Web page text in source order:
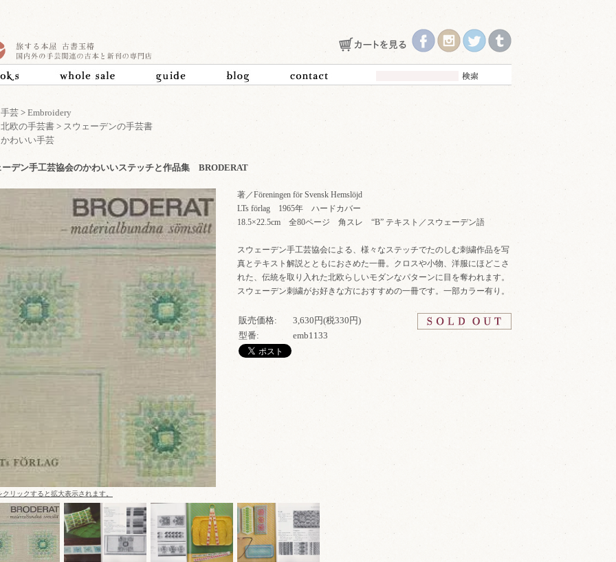
手芸 > Embroidery
北欧の手芸書 > スウェーデンの手芸書
かわいい手芸
ーデン手工芸協会のかわいいステッチと作品集 BRODERAT
著／Föreningen för Svensk Hemslöjd
LTs förlag 1965年 ハードカバー
18.5×22.5cm 全80ページ 角スレ “B” テキスト／スウェーデン語
スウェーデン手工芸協会による、様々なステッチでたのしむ刺繍作品を写
真とテキスト解説とともにおさめた一冊。クロスや小物、洋服にほどこさ
れた、伝統を取り入れた北欧らしいモダンなパターンに目を奪われます。
スウェーデン刺繍がお好きな方におすすめの一冊です。一部カラー有り。
販売価格:
3,630円(税330円)
型番:
emb1133
リックすると拡大表示されます。